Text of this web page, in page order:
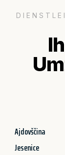
Ajdovščina
Jesenice